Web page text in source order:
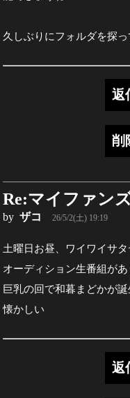
久しぶりにフォルダを探
Re:マイファン
by ザコ 26/5/2(土) 19:19
土曜日お昼、ワイワイサタ
オーディション生番組があ
巨乳の回で和暮まどかが誕
懐かしい